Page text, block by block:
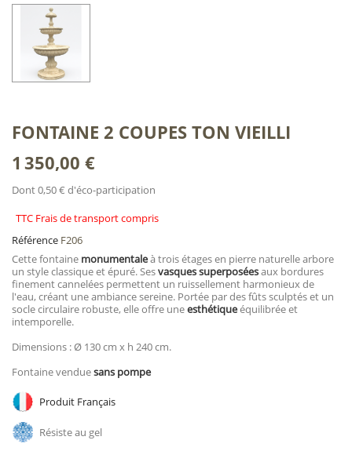
FONTAINE 2 COUPES TON VIEILLI
1 350,00 €
Dont 0,50 € d'éco-participation
TTC Frais de transport compris
Référence F206
Cette fontaine monumentaleà trois étages en pierre naturelle arbore
un style classique et épuré. Sesvasques superposéesaux bordures
finement cannelées permettent un ruissellement harmonieux de
l'eau, créant une ambiance sereine. Portée par des fûts sculptés et un
socle circulaire robuste, elle offre uneesthétiqueéquilibrée et
intemporelle.
Dimensions : Ø 130 cm x h 240 cm.
Fontaine venduesans pompe
Produit Français
Résiste au gel